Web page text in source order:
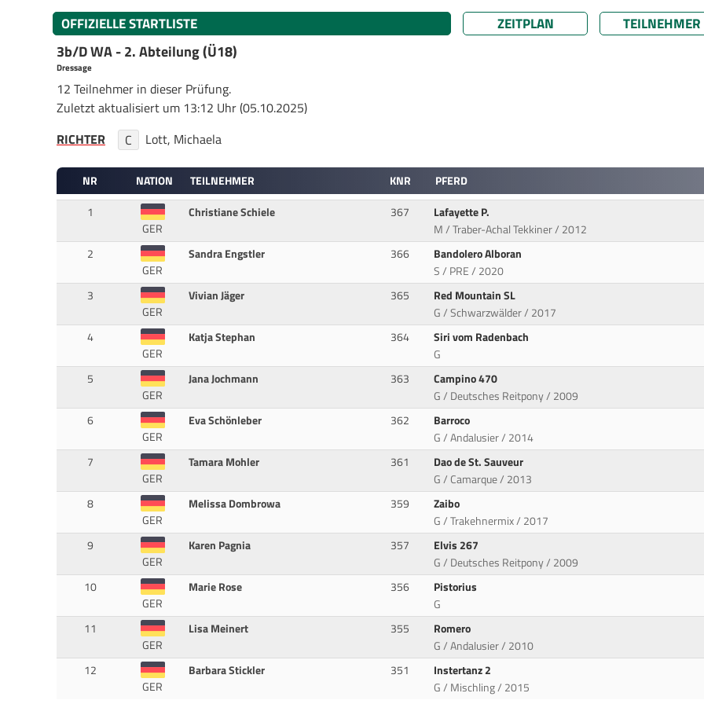
OFFIZIELLE STARTLISTE ZEITPLAN TEILNEHMER
3b/D WA - 2. Abteilung (Ü18)
Dressage
12 Teilnehmer in dieser Prüfung.
Zuletzt aktualisiert um 13:12 Uhr (05.10.2025)
RICHTER
C Lott, Michaela
NR NATION TEILNEHMER KNR
PFERD
1
GER
Christiane Schiele 367
Lafayette P.
M / Traber-Achal Tekkiner / 2012
2
GER
Sandra Engstler 366
Bandolero Alboran
S / PRE / 2020
3
GER
Vivian Jäger 365
Red Mountain SL
G / Schwarzwälder / 2017
4
GER
Katja Stephan 364
Siri vom Radenbach
G
5
GER
Jana Jochmann 363
Campino 470
G / Deutsches Reitpony / 2009
6
GER
Eva Schönleber 362
Barroco
G / Andalusier / 2014
7
GER
Tamara Mohler 361
Dao de St. Sauveur
G / Camarque / 2013
8
GER
Melissa Dombrowa 359
Zaibo
G / Trakehnermix / 2017
9
GER
Karen Pagnia 357
Elvis 267
G / Deutsches Reitpony / 2009
10
GER
Marie Rose 356
Pistorius
G
11
GER
Lisa Meinert 355
Romero
G / Andalusier / 2010
12
GER
Barbara Stickler 351
Instertanz 2
G / Mischling / 2015